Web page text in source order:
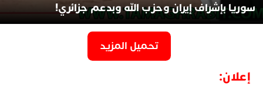
سوريا بإشراف إيران وحزب الله وبدعم جزائري!
تحميل المزيد
إعلان: